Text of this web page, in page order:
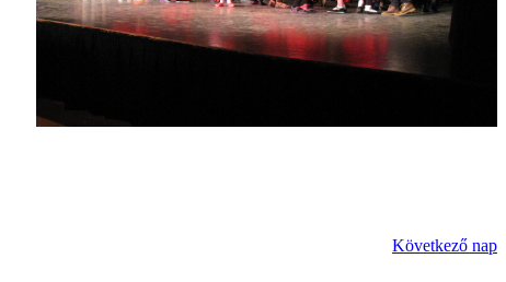
Következő nap